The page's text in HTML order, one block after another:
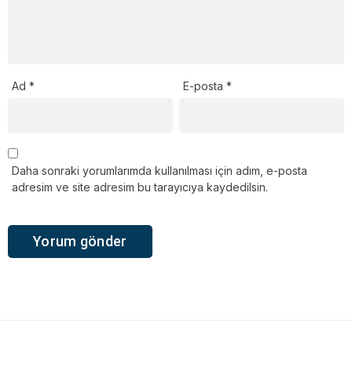
Ad * E-posta*
Daha sonraki yorumlarımda kullanılması için adım, e-posta
adresim ve site adresim bu tarayıcıya kaydedilsin.